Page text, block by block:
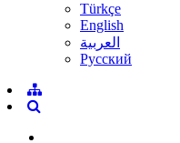
Türkçe
English
العربية
Pусский